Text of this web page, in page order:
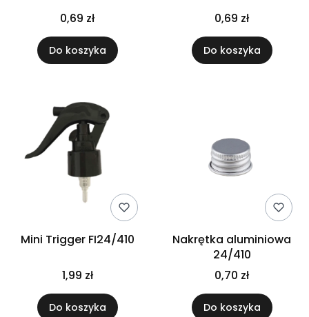
0,69 zł
Do koszyka
0,69 zł
Do koszyka
Mini Trigger FI24/410
1,99 zł
Do koszyka
Nakrętka aluminiowa
24/410
0,70 zł
Do koszyka